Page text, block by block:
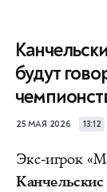
будут
25 МАЯ 2026 13:12
Экс-игрок
Канчельскис